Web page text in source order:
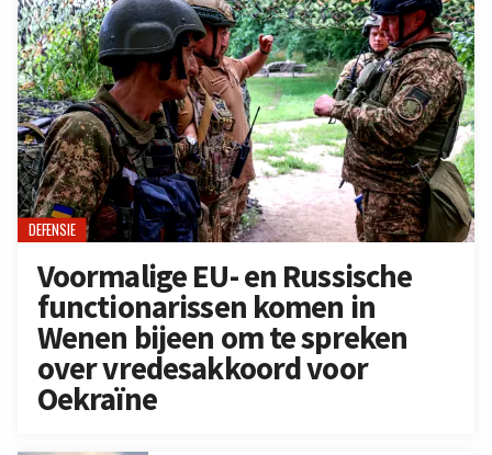
DEFENSIE
Voormalige EU- en Russische
functionarissen komen in
Wenen bijeen om te spreken
over vredesakkoord voor
Oekraïne